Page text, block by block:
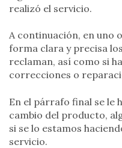
realizó el servicio.
A continuación, en uno
forma clara y precisa
reclaman, así como si
correcciones o
En el párrafo final se le
cambio del producto,
si se lo estamos
servicio.